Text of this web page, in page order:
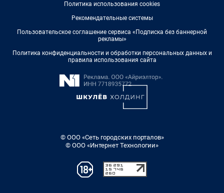
Политика использования cookies
Рекомендательные системы
Пользовательское соглашение сервиса «Подписка без баннерной
рекламы»
Политика конфиденциальности и обработки персональных данных и
правила использования сайта
© ООО «Сеть городских порталов»
© ООО «Интернет Технологии»